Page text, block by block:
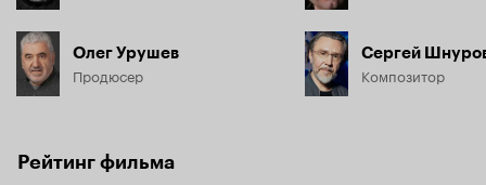
Олег Урушев
Продюсер
Сергей
Композитор
Рейтинг фильма